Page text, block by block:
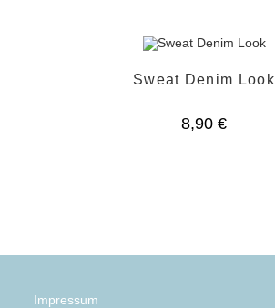
Sweat Denim Look
8,90 €
Impressum